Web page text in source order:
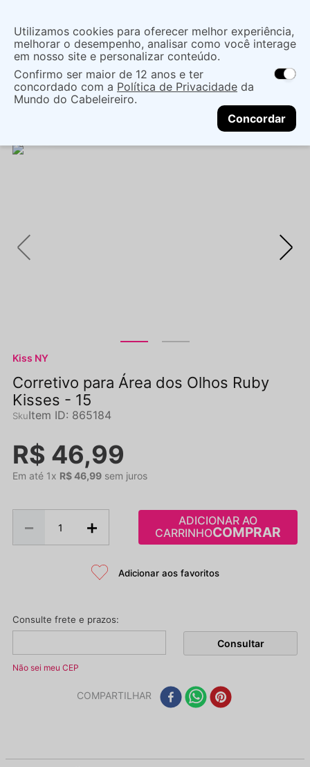
localização
As ofertas e opções de entrega variam de
acordo com a região.Não sei meu CEP
CONTINUAR
O que você procura?
Maquiagem Face
Corretivo Facial
CORRETIVO PARA ÁREA DOS OLHOS RUBY KISSES
Kiss NY
Corretivo para Área dos Olhos Ruby
Kisses - 15
Item ID: 865184
R$ 46,99
Em até 1x R$46,99 sem juros
＋
－
ADICIONAR AO
CARRINHO
Não sei meu CEP
COMPARTILHAR
Utilizamos cookies para oferecer melhor experiência,
melhorar o desempenho, analisar como você interage
em nosso site e personalizar conteúdo.
Confirmo ser maior de 12 anos e ter
concordado com a Política de Privacidade da
Mundo do Cabeleireiro.
Concordar